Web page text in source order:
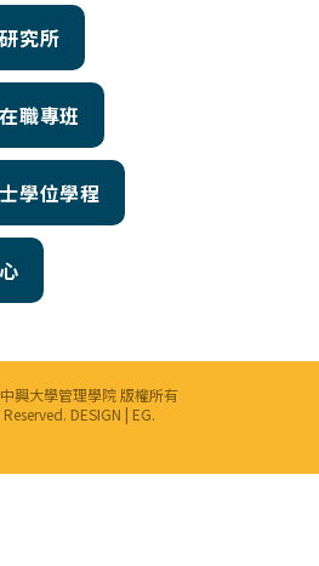
究所
職專班
學位學程
興大學管理學院 版權所有
DESIGN | EG.